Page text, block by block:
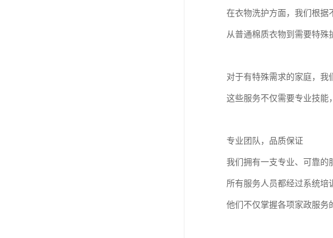
在衣物洗护方面，我们根据
从普通棉质衣物到需要特殊
对于有特殊需求的家庭，我
这些服务不仅需要专业技能
专业团队，品质保证
我们拥有一支专业、可靠的
所有服务人员都经过系统培
他们不仅掌握各项家政服务